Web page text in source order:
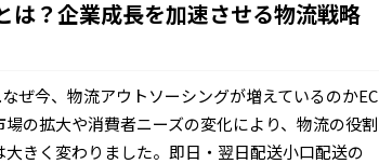
は？企業成長を加速させる物流戦略
なぜ今、物流アウトソーシングが増えているのかEC
場の拡大や消費者ニーズの変化により、物流の役割
大きく変わりました。即日・翌日配送小口配送の